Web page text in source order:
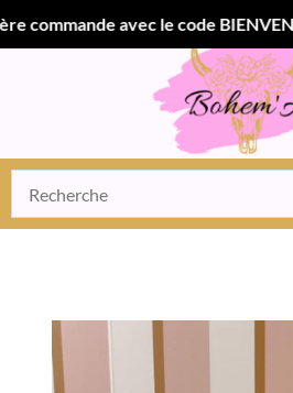
avec le code BIENVENUE •